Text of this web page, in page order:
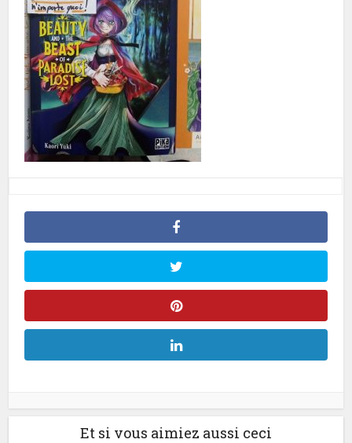
Et si vous aimiez aussi ceci